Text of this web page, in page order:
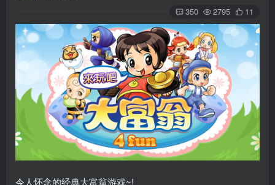
350 2795 11
令人怀念的经典大富翁游戏~!